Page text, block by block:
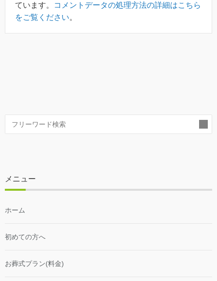
ています。
コメントデータの処理方法の詳細はこちら
をご覧ください。
メニュー
ホーム
初めての方へ
お葬式プラン(料金)